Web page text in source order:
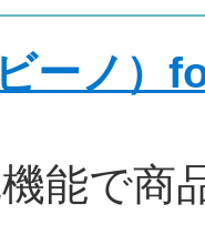
ーノ）
能で商